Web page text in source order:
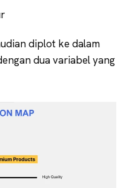
diplot ke dalam
dua variabel yang